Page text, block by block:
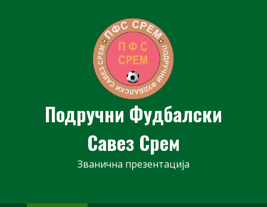
Подручни Фудбалски
Савез Срем
Званична презентација